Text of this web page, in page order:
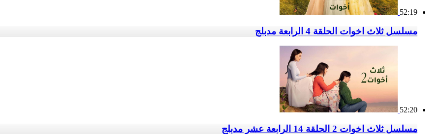
52:19
مسلسل ثلاث اخوات الحلقة 4 الرابعة مدبلج
52:20
مسلسل ثلاث اخوات 2 الحلقة 14 الرابعة عشر مدبلج